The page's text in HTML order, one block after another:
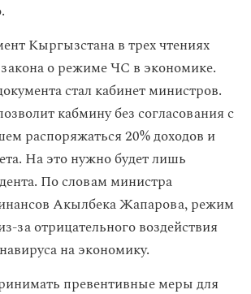
Кыргызстана в трех чтениях
о режиме ЧС в экономике.
стал кабинет министров.
кабмину без согласования с
распоряжаться 20% доходов и
На это нужно будет лишь
По словам министра
Акылбека Жапарова, режим
за отрицательного воздействия
на экономику.
превентивные меры для